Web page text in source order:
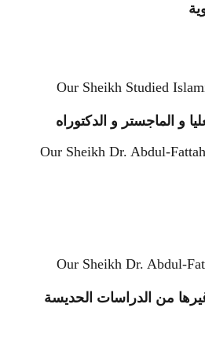
Our Sheikh Studied
و الماجستر و الدكتوراه
Our Sheikh Dr. Abdul-
Our Sheikh Dr. Abdul-
وغيرها من الدراسات الحديسة